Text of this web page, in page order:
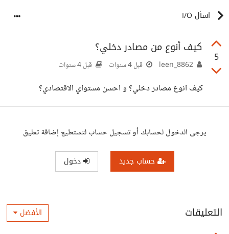
اسأل I/O
5
كيف أنوع من مصادر دخلي؟
قبل 4 سنوات قبل 4 سنوات
كيف انوع مصادر دخلي؟ و احسن مستواي الاقتصادي؟
يرجى الدخول لحسابك أو تسجيل حساب لتستطيع إضافة تعليق
حساب جديد دخول
التعليقات الأفضل